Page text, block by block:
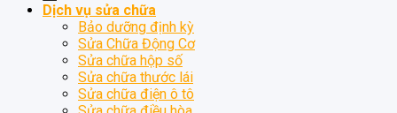
Dịch vụ sửa chữa
Bảo dưỡng định kỳ
Sửa Chữa Động Cơ
Sửa chữa hộp số
Sửa chữa thước lái
Sửa chữa điện ô tô